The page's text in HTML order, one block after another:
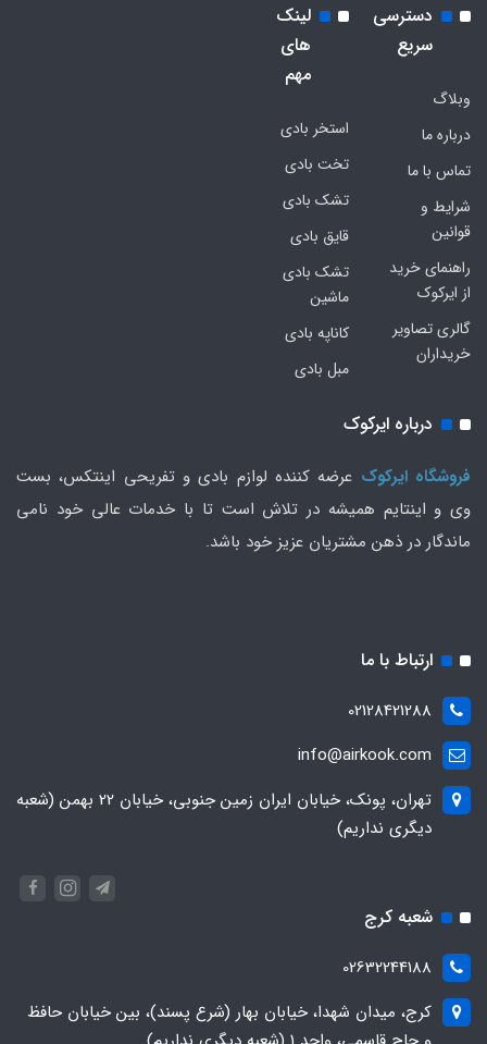
دسترسی
سریع
وبلاگ
درباره ما
تماس با ما
شرایط و
قوانین
راهنمای خرید
از ایرکوک
گالری تصاویر
خریداران
لینک
های
مهم
استخر بادی
تخت بادی
تشک بادی
قایق بادی
تشک بادی
ماشین
کاناپه بادی
مبل بادی
درباره ایرکوک
فروشگاه ایرکوک عرضه کننده لوازم بادی و تفریحی اینتکس، بست
وی و اینتایم همیشه در تلاش است تا با خدمات عالی خود نامی
ماندگار در ذهن مشتریان عزیز خود باشد.
ارتباط با ما
02128421288
info@airkook.com
تهران، پونک، خیابان ایران زمین جنوبی، خیابان 22 بهمن (شعبه
دیگری نداریم)
شعبه کرج
02632244188
کرج، میدان شهدا، خیابان بهار (شرع پسند)، بین خیابان حافظ